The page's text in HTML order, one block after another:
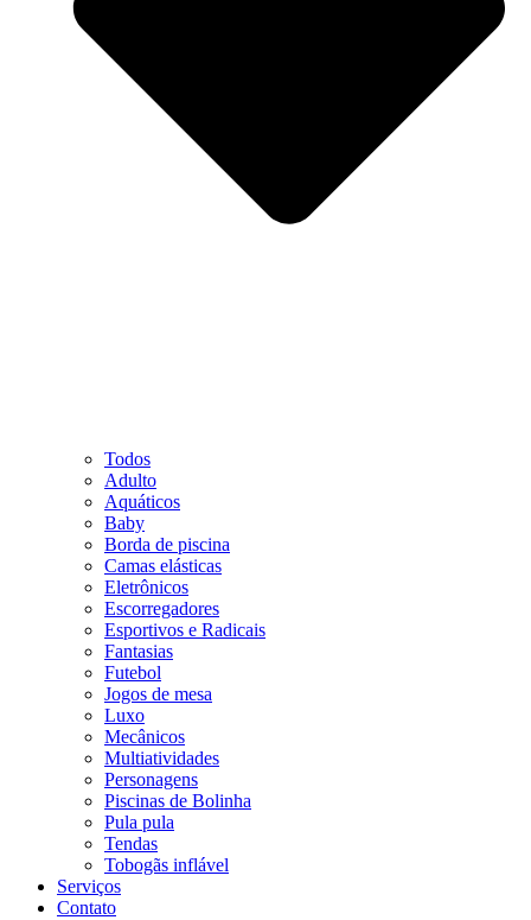
Todos
Adulto
Aquáticos
Baby
Borda de piscina
Camas elásticas
Eletrônicos
Escorregadores
Esportivos e Radicais
Fantasias
Futebol
Jogos de mesa
Luxo
Mecânicos
Multiatividades
Personagens
Piscinas de Bolinha
Pula pula
Tendas
Tobogãs inflável
Serviços
Contato